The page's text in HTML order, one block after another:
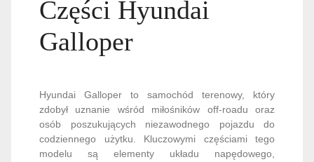
Części Hyundai
Galloper
Hyundai Galloper to samochód terenowy, który
zdobył uznanie wśród miłośników off-roadu oraz
osób poszukujących niezawodnego pojazdu do
codziennego użytku. Kluczowymi częściami tego
modelu są elementy układu napędowego,